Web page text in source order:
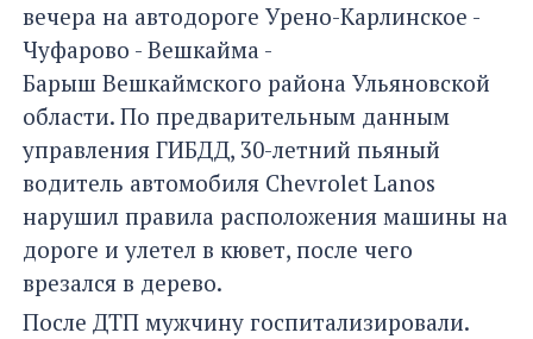
вечера на автодороге Урено-Карлинское -
Чуфарово - Вешкайма -
Барыш Вешкаймского района Ульяновской
области. По предварительным данным
управления ГИБДД, 30-летний пьяный
водитель автомобиля Chevrolet Lanos
нарушил правила расположения машины на
дороге и улетел в кювет, после чего
врезался в дерево.
После ДТП мужчину госпитализировали.